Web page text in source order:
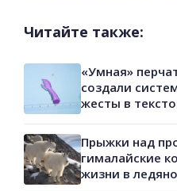
Читайте также:
«Умная»
создали
жесты в
Прыжки над
гималайские
жизни в